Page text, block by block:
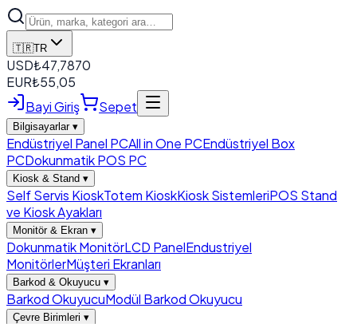
🇹🇷TR
USD₺47,7870
EUR₺55,05
Bayi Giriş
Sepet
Bilgisayarlar ▾
Endüstriyel Panel PCAll in One PCEndüstriyel Box
PCDokunmatik POS PC
Kiosk & Stand ▾
Self Servis KioskTotem KioskKiosk SistemleriPOS Stand
ve Kiosk Ayakları
Monitör & Ekran ▾
Dokunmatik MonitörLCD PanelEndustriyel
MonitörlerMüşteri Ekranları
Barkod & Okuyucu ▾
Barkod OkuyucuModül Barkod Okuyucu
Çevre Birimleri ▾